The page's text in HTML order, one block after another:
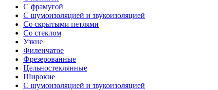
С фрамугой
С шумоизоляцией и звукоизоляцией
Со скрытыми петлями
Со стеклом
Узкие
Филенчатое
Фрезерованные
Цельностеклянные
Широкие
С шумоизоляцией и звукоизоляцией